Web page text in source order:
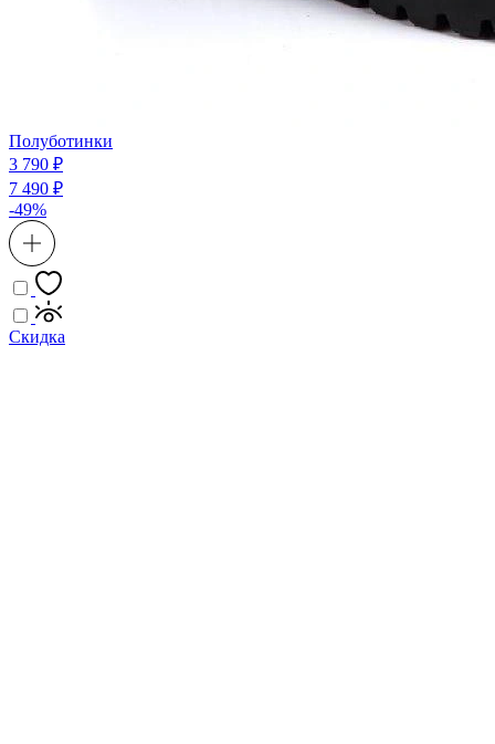
Полуботинки
3 790 ₽
7 490 ₽
-49%
Скидка